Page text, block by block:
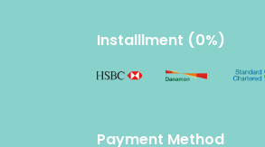
Installlment (0%)
Payment Method